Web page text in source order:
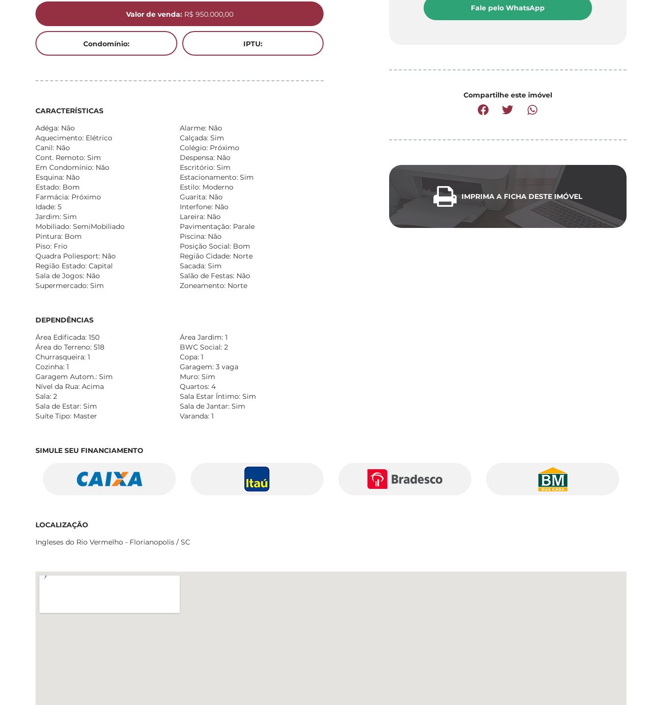
Valor de venda:R$ 950.000,00
Condomínio: IPTU:
CARACTERÍSTICAS
Adéga: Não
Alarme: Não
Aquecimento: Elétrico
Calçada: Sim
Canil: Não
Colégio: Próximo
Cont. Remoto: Sim
Despensa: Não
Em Condomínio: Não
Escritório: Sim
Esquina: Não
Estacionamento: Sim
Estado: Bom
Estilo: Moderno
Farmácia: Próximo
Guarita: Não
Idade: 5
Interfone: Não
Jardim: Sim
Lareira: Não
Mobiliado: SemiMobiliado
Pavimentação: Parale
Pintura: Bom
Piscina: Não
Piso: Frio
Posição Social: Bom
Quadra Poliesport: Não
Região Cidade: Norte
Região Estado: Capital
Sacada: Sim
Sala de Jogos: Não
Salão de Festas: Não
Supermercado: Sim
Zoneamento: Norte
DEPENDÊNCIAS
Área Edificada: 150
Área Jardim: 1
Área do Terreno: 518
BWC Social: 2
Churrasqueira: 1
Copa: 1
Cozinha: 1
Garagem: 3 vaga
Garagem Autom.: Sim
Muro: Sim
Nível da Rua: Acima
Quartos: 4
Sala: 2
Sala Estar Íntimo: Sim
Sala de Estar: Sim
Sala de Jantar: Sim
Suíte Tipo: Master
Varanda: 1
Fale pelo WhatsApp
Compartilhe este imóvel
IMPRIMA A FICHA DESTE IMÓVEL
SIMULE SEU FINANCIAMENTO
LOCALIZAÇÃO
Ingleses do Rio Vermelho - Florianopolis / SC